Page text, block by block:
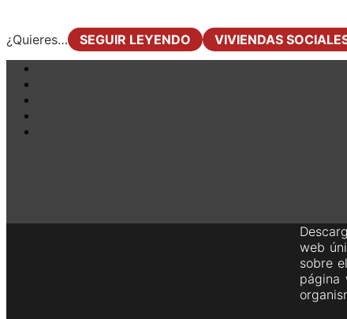
¿Quieres… SEGUIR LEYENDO
VIVIENDAS
web
sobre
página